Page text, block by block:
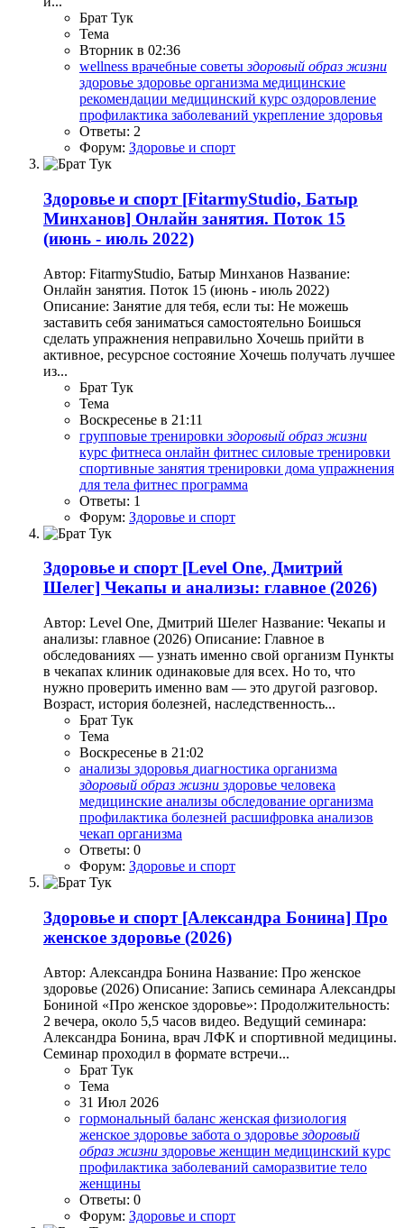
Брат Тук
Тема
Вторник в 02:36
wellness врачебные советыздоровый образ жизни
здоровье здоровье организма медицинские
рекомендации медицинский курс оздоровление
профилактика заболеваний укрепление здоровья
Ответы: 2
Форум: Здоровье и спорт
Здоровье и спорт [FitarmyStudio, Батыр
Минханов] Онлайн занятия. Поток 15
(июнь - июль 2022)
Автор: FitarmyStudio, Батыр Минханов Название:
Онлайн занятия. Поток 15 (июнь - июль 2022)
Описание: Занятие для тебя, если ты: Не можешь
заставить себя заниматься самостоятельно Боишься
сделать упражнения неправильно Хочешь прийти в
активное, ресурсное состояние Хочешь получать лучшее
из...
Брат Тук
Тема
Воскресенье в 21:11
групповые тренировкиздоровый образ жизни
курс фитнеса онлайн фитнес силовые тренировки
спортивные занятия тренировки дома упражнения
для тела фитнес программа
Ответы: 1
Форум: Здоровье и спорт
Здоровье и спорт [Level One, Дмитрий
Шелег] Чекапы и анализы: главное (2026)
Автор: Level One, Дмитрий Шелег Название: Чекапы и
анализы: главное (2026) Описание: Главное в
обследованиях — узнать именно свой организм Пункты
в чекапах клиник одинаковые для всех. Но то, что
нужно проверить именно вам — это другой разговор.
Возраст, история болезней, наследственность...
Брат Тук
Тема
Воскресенье в 21:02
анализы здоровья диагностика организма
здоровый образ жизни здоровье человека
медицинские анализы обследование организма
профилактика болезней расшифровка анализов
чекап организма
Ответы: 0
Форум: Здоровье и спорт
Здоровье и спорт [Александра Бонина] Про
женское здоровье (2026)
Автор: Александра Бонина Название: Про женское
здоровье (2026) Описание: Запись семинара Александры
Бониной «Про женское здоровье»: Продолжительность:
2 вечера, около 5,5 часов видео. Ведущий семинара:
Александра Бонина, врач ЛФК и спортивной медицины.
Семинар проходил в формате встречи...
Брат Тук
Тема
31 Июл 2026
гормональный баланс женская физиология
женское здоровье забота о здоровьездоровый
образ жизни здоровье женщин медицинский курс
профилактика заболеваний саморазвитие тело
женщины
Ответы: 0
Форум: Здоровье и спорт